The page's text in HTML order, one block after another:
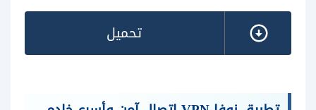
تحميل